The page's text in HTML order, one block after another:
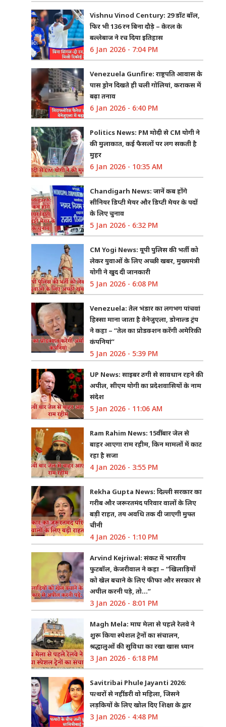
Vishnu Vinod Century: 29 डॉट बॉल,
फिर भी 136 रन बिना दौड़े – केरल के
बल्लेबाज ने रच दिया इतिहास
6 Jan 2026 - 7:04 PM
Venezuela Gunfire: राष्ट्रपति आवास के
पास ड्रोन दिखते ही चली गोलियां, कराकस में
बढ़ा तनाव
6 Jan 2026 - 6:40 PM
Politics News: PM मोदी से CM योगी ने
की मुलाकात, कई फैसलों पर लग सकती है
मुहर
6 Jan 2026 - 10:35 AM
Chandigarh News: जानें कब होंगे
सीनियर डिप्टी मेयर और डिप्टी मेयर के पदों
के लिए चुनाव
5 Jan 2026 - 6:32 PM
CM Yogi News: यूपी पुलिस की भर्ती को
लेकर युवाओं के लिए अच्छी खबर, मुख्यमंत्री
योगी ने खुद दी जानकारी
5 Jan 2026 - 6:08 PM
Venezuela: तेल भंडार का लगभग पांचवां
हिस्सा माना जाता है वेनेजुएला, डोनाल्ड ट्रंप
ने कहा – “तेल का प्रोडक्शन करेंगी अमेरिकी
कंपनियां”
5 Jan 2026 - 5:39 PM
UP News: साइबर ठगी से सावधान रहने की
अपील, सीएम योगी का प्रदेशवासियों के नाम
संदेश
5 Jan 2026 - 11:06 AM
Ram Rahim News: 15वीं बार जेल से
बाहर आएगा राम रहीम, किन मामलों में काट
रहा है सजा
4 Jan 2026 - 3:55 PM
Rekha Gupta News: दिल्ली सरकार का
गरीब और जरूरतमंद परिवार वालों के लिए
बड़ी राहत, तय अवधि तक दी जाएगी मुफ्त
चीनी
4 Jan 2026 - 1:10 PM
Arvind Kejriwal: संकट में भारतीय
फुटबॉल, केजरीवाल ने कहा – “खिलाड़ियों
को खेल बचाने के लिए फीफा और सरकार से
अपील करनी पड़े, तो…”
3 Jan 2026 - 8:01 PM
Magh Mela: माघ मेला से पहले रेलवे ने
शुरू किया स्पेशल ट्रेनों का संचालन,
श्रद्धालुओं की सुविधा का रखा खास ध्यान
3 Jan 2026 - 6:18 PM
Savitribai Phule Jayanti 2026:
पत्थरों से नहीं डरी वो महिला, जिसने
लड़कियों के लिए खोल दिए शिक्षा के द्वार
3 Jan 2026 - 4:48 PM